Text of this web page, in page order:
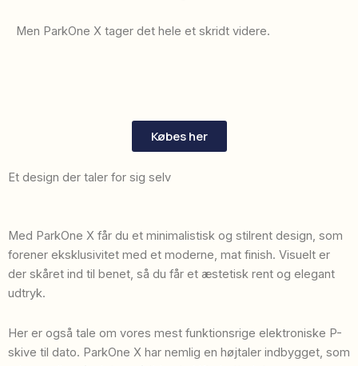
Men ParkOne X tager det hele et skridt videre.
Købes her
Et design der taler for sig selv
Med ParkOne X får du et minimalistisk og stilrent design, som
forener eksklusivitet med et moderne, mat finish. Visuelt er
der skåret ind til benet, så du får et æstetisk rent og elegant
udtryk.
Her er også tale om vores mest funktionsrige elektroniske P-
skive til dato. ParkOne X har nemlig en højtaler indbygget, som